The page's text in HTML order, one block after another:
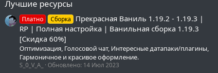
Лучшие ресурсы
Платно Сборка
Прекрасная Ваниль 1.19.2 - 1.19.3 |
RP | Полная настройка | Ванильная сборка 1.19.3
[Скидка 60%]
Оптимизация, Голосовой чат, Интересные датапаки/плагины,
Гармоничное и красивое оформление.
S_0_V_A_ Обновлено: 14 Июл 2023